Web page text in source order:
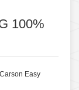
100%
Easy